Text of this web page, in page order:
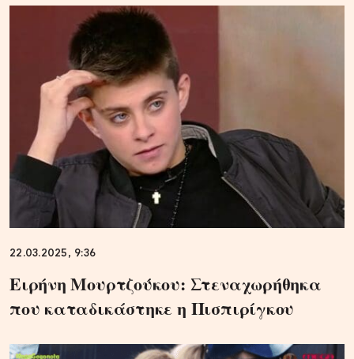
22.03.2025, 9:36
Ειρήνη Μουρτζούκου: Στεναχωρήθηκα
που καταδικάστηκε η Πισπιρίγκου